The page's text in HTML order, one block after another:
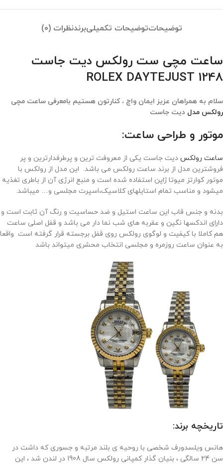
توضیحاتتوضیحات تکمیلیبرندنظرات (0)
ساعت مچی ست رولکس دیت جاست
ROLEX DAYTEJUST 1248
سلام به همراهان عزیز ایمان واچ ، کنارتون هستیم بامعرفی ساعت مچی
رولکس مدل دیت جاست
موتور و طراحی ساعت:
ساعت رولکس دیت جاست یکی از معروفت ترین و پرطرفدارترین و پر
فروشترین مدل از برند ساعت رولکس می باشد. این مدل از رولکس با
موتور کوارتز میوتا ژاپن استفاده شده است و منبع انرژی آن از باطری تغذیه
میشود و مناسب تمام استایلهای کلاسیک،اسپرت مجلسی و… میباشد.
بدنه و جنس قاب این ساعت استیل و ضد حساسیت و رنگ آن ثابت است و
دارای اندکسها نگین و عقربه های شب نما دار می باشد و قفل اصلی ساعت
هم کاملا با کیفیت و لوگوی رولکس روی قفل برجسته قرار گرفته است واقعا
به عنوان ساعت روزمره و مجلسی انتخاب محشری میتواند باشد
تاریخچه برند:
هانس ویلسدورف شخصی با روحیه ی بلند مرتبه و جسوری که داشت در
سن 24 سالگی ، بنیان گذار کمپانی رولکس سال 1908 در لندن شد ، این